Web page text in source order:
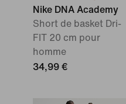
Nike DNA Academy
Short de basket Dri-
FIT 20 cm pour
homme
34,99 €